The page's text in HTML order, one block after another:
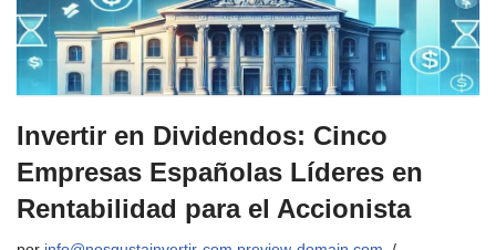
Invertir en Dividendos: Cinco
Empresas Españolas Líderes en
Rentabilidad para el Accionista